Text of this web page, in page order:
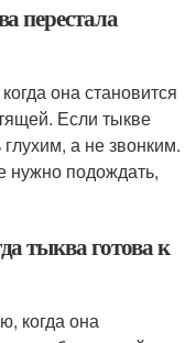
перестала
она становится
Если тыкве
а не звонким.
нужно подождать,
тыква готова к
когда она